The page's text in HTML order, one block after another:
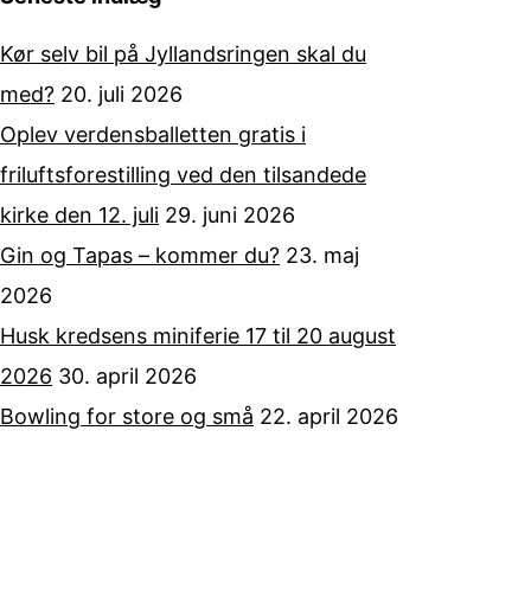
Kør selv bil på Jyllandsringen skal du
med? 20. juli 2026
Oplev verdensballetten gratis i
friluftsforestilling ved den tilsandede
kirke den 12. juli 29. juni 2026
Gin og Tapas – kommer du? 23. maj
2026
Husk kredsens miniferie 17 til 20 august
2026 30. april 2026
Bowling for store og små 22. april 2026